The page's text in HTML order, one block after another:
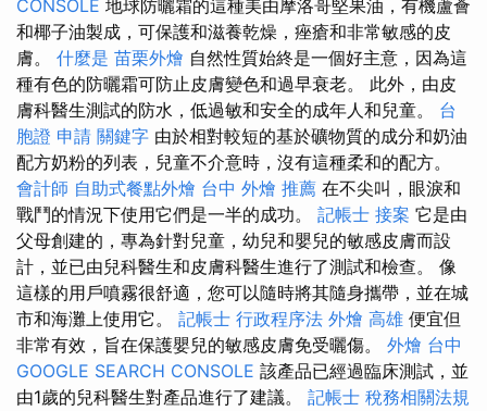
CONSOLE 地球防曬霜的這種美由摩洛哥堅果油，有機蘆薈
和椰子油製成，可保護和滋養乾燥，痤瘡和非常敏感的皮
膚。 什麼是 苗栗外燴 自然性質始終是一個好主意，因為這
種有色的防曬霜可防止皮膚變色和過早衰老。 此外，由皮
膚科醫生測試的防水，低過敏和安全的成年人和兒童。 台
胞證 申請 關鍵字 由於相對較短的基於礦物質的成分和奶油
配方奶粉的列表，兒童不介意時，沒有這種柔和的配方。
會計師 自助式餐點外燴 台中 外燴 推薦 在不尖叫，眼淚和
戰鬥的情況下使用它們是一半的成功。 記帳士 接案 它是由
父母創建的，專為針對兒童，幼兒和嬰兒的敏感皮膚而設
計，並已由兒科醫生和皮膚科醫生進行了測試和檢查。 像
這樣的用戶噴霧很舒適，您可以隨時將其隨身攜帶，並在城
市和海灘上使用它。 記帳士 行政程序法 外燴 高雄 便宜但
非常有效，旨在保護嬰兒的敏感皮膚免受曬傷。 外燴 台中
GOOGLE SEARCH CONSOLE 該產品已經過臨床測試，並
由1歲的兒科醫生對產品進行了建議。 記帳士 稅務相關法規